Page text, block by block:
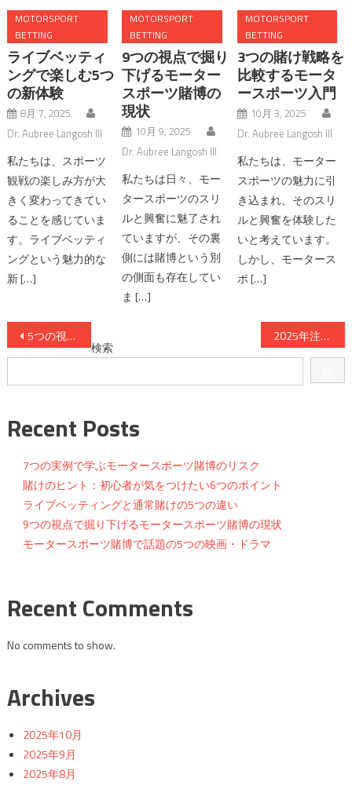
MOTORSPORT
BETTING
ライブベッティ
ングで楽しむ5つ
の新体験
8月 7, 2025
Dr. Aubree Langosh III
私たちは、スポーツ
観戦の楽しみ方が大
きく変わってきてい
ることを感じていま
す。ライブベッティ
ングという魅力的な
新 […]
MOTORSPORT
BETTING
9つの視点で掘り
下げるモーター
スポーツ賭博の
現状
10月 9, 2025
Dr. Aubree Langosh III
私たちは日々、モー
タースポーツのスリ
ルと興奮に魅了され
ていますが、その裏
側には賭博という別
の側面も存在してい
ま […]
MOTORSPORT
BETTING
3つの賭け戦略を
比較するモータ
ースポーツ入門
10月 3, 2025
Dr. Aubree Langosh III
私たちは、モーター
スポーツの魅力に引
き込まれ、そのスリ
ルと興奮を体験した
いと考えています。
しかし、モータース
ポ […]
投
稿
ナ
ビ
ゲ
ー
シ
ョ
5つの視点で考察！モータースポーツ賭博の社会的影響 2025年注目のモータースポーツ賭博テーマ6選
検索
Recent Posts
7つの実例で学ぶモータースポーツ賭博のリスク
賭けのヒント：初心者が気をつけたい6つのポイント
ライブベッティングと通常賭けの5つの違い
9つの視点で掘り下げるモータースポーツ賭博の現状
モータースポーツ賭博で話題の5つの映画・ドラマ
Recent Comments
No comments to show.
Archives
2025年10月
2025年9月
2025年8月